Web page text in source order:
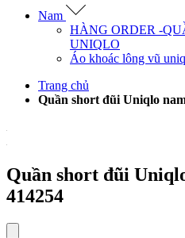
Nam
HÀNG ORDER -
UNIQLO
Áo khoác lông vũ
Trang chủ
Quần short đũi Uniqlo
Quần short đũi
414254